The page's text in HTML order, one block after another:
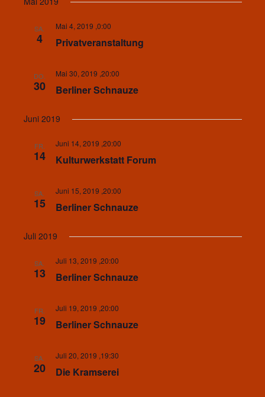
SA.
4 Privatveranstaltung
Mai 4, 2019 ,0:00
DO.
30 Berliner Schnauze
Mai 30, 2019 ,20:00
Juni 2019
FR.
14 Kulturwerkstatt Forum
Juni 14, 2019 ,20:00
SA.
15 Berliner Schnauze
Juni 15, 2019 ,20:00
Juli 2019
SA.
13 Berliner Schnauze
Juli 13, 2019 ,20:00
FR.
19 Berliner Schnauze
Juli 19, 2019 ,20:00
SA.
20 Die Kramserei
Juli 20, 2019 ,19:30